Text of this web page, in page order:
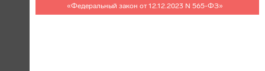
«Федеральный закон от 12.12.2023 N 565-ФЗ»